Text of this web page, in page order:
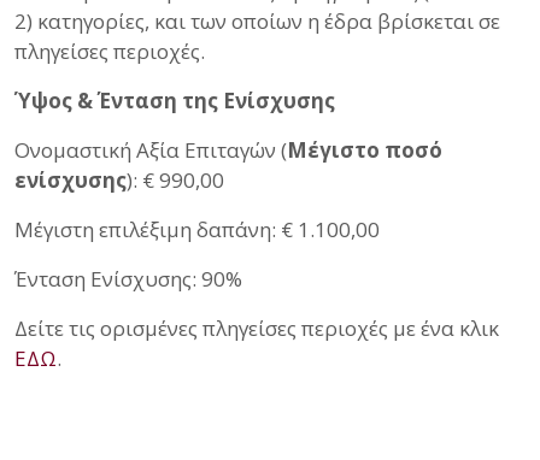
2) κατηγορίες, και των οποίων η έδρα βρίσκεται σε
πληγείσες περιοχές.
Ύψος & Ένταση της Ενίσχυσης
Ονομαστική Αξία Επιταγών (Μέγιστο ποσό
ενίσχυσης): € 990,00
Μέγιστη επιλέξιμη δαπάνη: € 1.100,00
Ένταση Ενίσχυσης: 90%
Δείτε τις ορισμένες πληγείσες περιοχές με ένα κλικ
ΕΔΩ.